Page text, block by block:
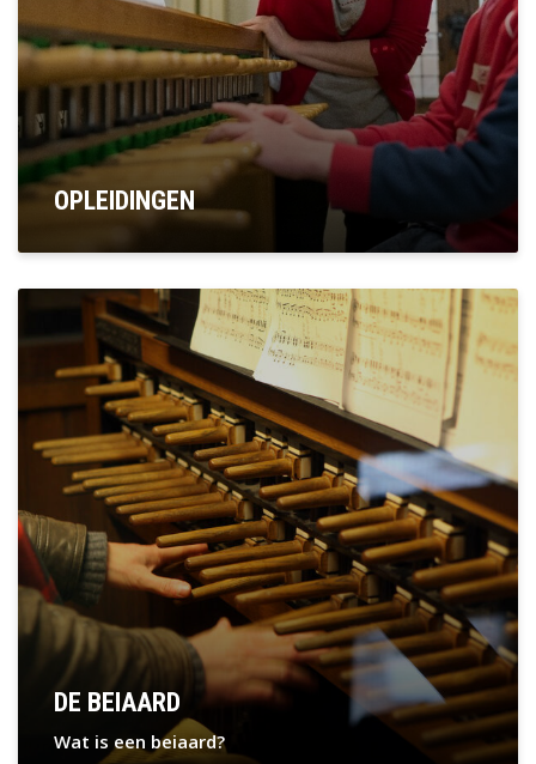
OPLEIDINGEN
DE BEIAARD
Wat is een beiaard?